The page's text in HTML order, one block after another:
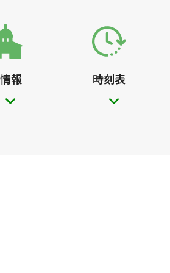
報 時刻表